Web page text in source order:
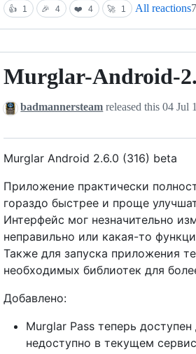
👍 1 🎉 4 ❤️ 4 🚀 1 All reactions
Murglar-
Android-
2.6.0-
Murglar-Android-
badmannersteam released this04 Jul
Murglar Android 2.6.0 (316) beta
Приложение практически
гораздо быстрее и проще
Интерфейс мог незначительно
неправильно или какая-то
Также для запуска приложения
необходимых библиотек для
Добавлено:
Murglar Pass теперь
недоступно в текущем